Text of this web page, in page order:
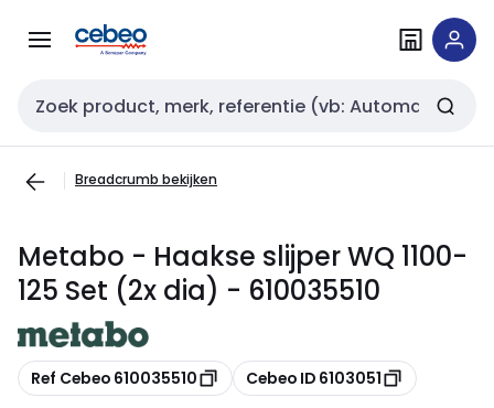
naar
naar
Zoekveld invoer
Breadcrumb bekijken
Metabo - Haakse slijper WQ 1100-
125 Set (2x dia) - 610035510
Kopiëren
Ref Cebeo 610035510 Kopiëren
Cebeo ID 6103051